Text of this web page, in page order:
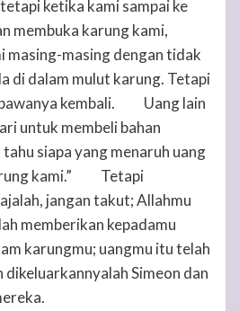
tetapi ketika kami sampai ke
membuka karung kami,
masing-masing dengan tidak
di dalam mulut karung. Tetapi
kembali.
Uang lain
untuk membeli bahan
siapa yang menaruh uang
kami.”
Tetapi
jangan takut; Allahmu
memberikan kepadamu
karungmu; uangmu itu telah
dikeluarkannyalah Simeon dan